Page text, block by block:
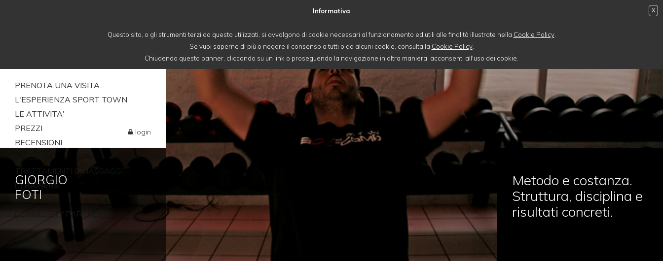
Informativa
Questo sito, o gli strumenti terzi da questo utilizzati, si avvalgono di cookie necessari al funzionamento ed utili alle finalità illustrate nella Cookie Policy.
Se vuoi saperne di più o negare il consenso a tutti o ad alcuni cookie, consulta la Cookie Policy.
Chiudendo questo banner, cliccando su un link o proseguendo la navigazione in altra maniera, acconsenti all'uso dei cookie.
X
PRENOTA UNA VISITA
L'ESPERIENZA SPORT TOWN
LE ATTIVITA'
PREZZI
RECENSIONI
TRATTAMENTI E MASSAGGI
I TRAINERS
BLOG
COMMUNITY PARTNER
login
GIORGIO
FOTI
Metodo e costanza.
Struttura, disciplina e
risultati concreti.